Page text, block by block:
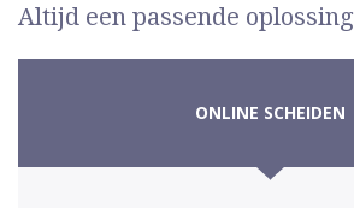
Altijd een passende oplossing
ONLINE SCHEIDEN